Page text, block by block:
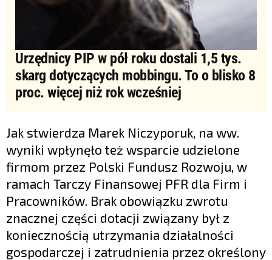
Urzędnicy PIP w pół roku dostali 1,5 tys.
skarg dotyczących mobbingu. To o blisko 8
proc. więcej niż rok wcześniej
Jak stwierdza Marek Niczyporuk, na ww.
wyniki wpłynęło też wsparcie udzielone
firmom przez Polski Fundusz Rozwoju, w
ramach Tarczy Finansowej PFR dla Firm i
Pracowników. Brak obowiązku zwrotu
znacznej części dotacji związany był z
koniecznością utrzymania działalności
gospodarczej i zatrudnienia przez określony